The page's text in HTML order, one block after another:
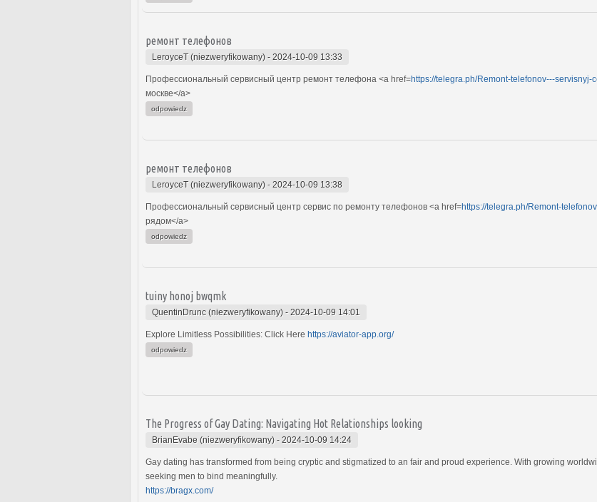
ремонт телефонов
LeroyceT (niezweryfikowany) - 2024-10-09 13:33
Профессиональный сервисный центр ремонт телефона <a href=https://telegra.ph/Remont-telefonov---servisnyj-
москве</a>
odpowiedz
ремонт телефонов
LeroyceT (niezweryfikowany) - 2024-10-09 13:38
Профессиональный сервисный центр сервис по ремонту телефонов <a href=https://telegra.ph/Remont-
рядом</a>
odpowiedz
tuiny honoj bwqmk
QuentinDrunc (niezweryfikowany) - 2024-10-09 14:01
Explore Limitless Possibilities: Click Here https://aviator-app.org/
odpowiedz
The Progress of Gay Dating: Navigating Hot Relationships looking
BrianEvabe (niezweryfikowany) - 2024-10-09 14:24
Gay dating has transformed from being cryptic and stigmatized to an fair and proud experience. With growing
seeking men to bind meaningfully.
https://bragx.com/